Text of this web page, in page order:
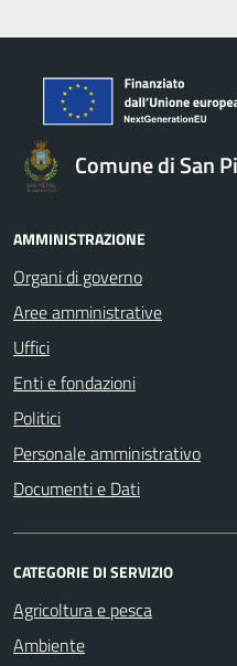
Comune di San
AMMINISTRAZIONE
Organi di governo
Aree amministrative
Uffici
Enti e fondazioni
Politici
Personale amministrativo
Documenti e Dati
CATEGORIE DI SERVIZIO
Agricoltura e pesca
Ambiente